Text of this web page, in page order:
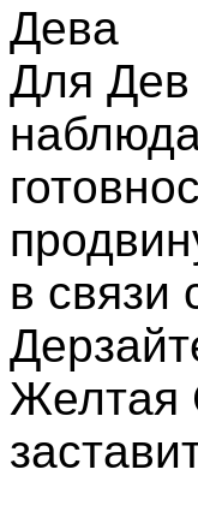
Дева
Для Дев
в связи
Желтая